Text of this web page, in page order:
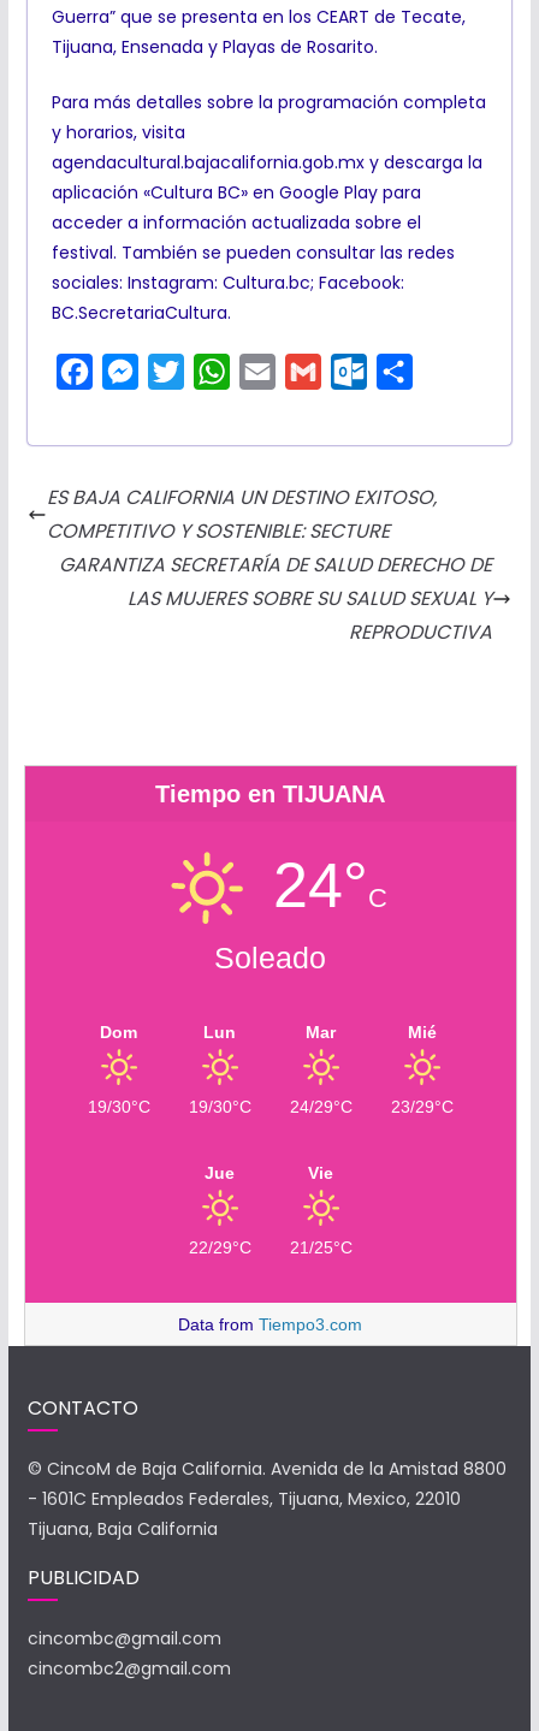
Guerra” que se presenta en los CEART de Tecate,
Tijuana, Ensenada y Playas de Rosarito.
Para más detalles sobre la programación completa
y horarios, visita
agendacultural.bajacalifornia.gob.mx y descarga la
aplicación «Cultura BC» en Google Play para
acceder a información actualizada sobre el
festival. También se pueden consultar las redes
sociales: Instagram: Cultura.bc; Facebook:
BC.SecretariaCultura.
c
o
M
s
n
g
i
e
r
W
a
A
p
a
a
t
o
k
.
m
r
t
i
ES BAJA CALIFORNIA UN DESTINO EXITOSO,
COMPETITIVO Y SOSTENIBLE: SECTURE
GARANTIZA SECRETARÍA DE SALUD DERECHO DE
LAS MUJERES SOBRE SU SALUD SEXUAL Y
REPRODUCTIVA
Tiempo en TIJUANA
24°C
Soleado
Dom
19/30°C
Lun
19/30°C
Mar
24/29°C
Mié
23/29°C
Jue
22/29°C
Vie
21/25°C
Data fromTiempo3.com
CONTACTO
© CincoM de Baja California. Avenida de la Amistad 8800
- 1601C Empleados Federales, Tijuana, Mexico, 22010
Tijuana, Baja California
PUBLICIDAD
cincombc@gmail.com
cincombc2@gmail.com